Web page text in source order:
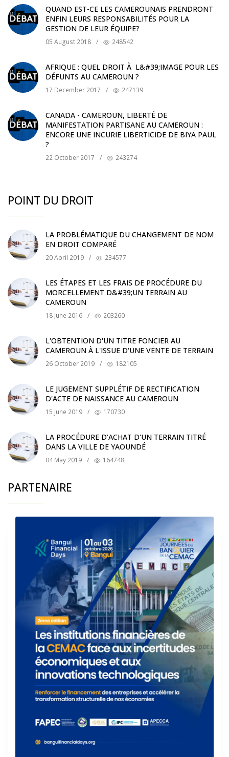
QUAND EST-CE LES CAMEROUNAIS PRENDRONT
ENFIN LEURS RESPONSABILITÉS POUR LA
GESTION DE LEUR ÉQUIPE?
05 August 2018 / 248542
AFRIQUE : QUEL DROIT À L&#39;IMAGE POUR LES
DÉFUNTS AU CAMEROUN ?
17 December 2017 / 247139
CANADA - CAMEROUN, LIBERTÉ DE
MANIFESTATION PARTISANE AU CAMEROUN :
ENCORE UNE INCURIE LIBERTICIDE DE BIYA PAUL
?
22 October 2017 / 243274
POINT DU DROIT
LA PROBLÉMATIQUE DU CHANGEMENT DE NOM
EN DROIT COMPARÉ
20 April 2019 / 234577
LES ÉTAPES ET LES FRAIS DE PROCÉDURE DU
MORCELLEMENT D&#39;UN TERRAIN AU
CAMEROUN
18 June 2016 / 203260
L'OBTENTION D'UN TITRE FONCIER AU
CAMEROUN À L'ISSUE D'UNE VENTE DE TERRAIN
26 October 2019 / 182105
LE JUGEMENT SUPPLÉTIF DE RECTIFICATION
D'ACTE DE NAISSANCE AU CAMEROUN
15 June 2019 / 170730
LA PROCÉDURE D'ACHAT D'UN TERRAIN TITRÉ
DANS LA VILLE DE YAOUNDÉ
04 May 2019 / 164748
PARTENAIRE